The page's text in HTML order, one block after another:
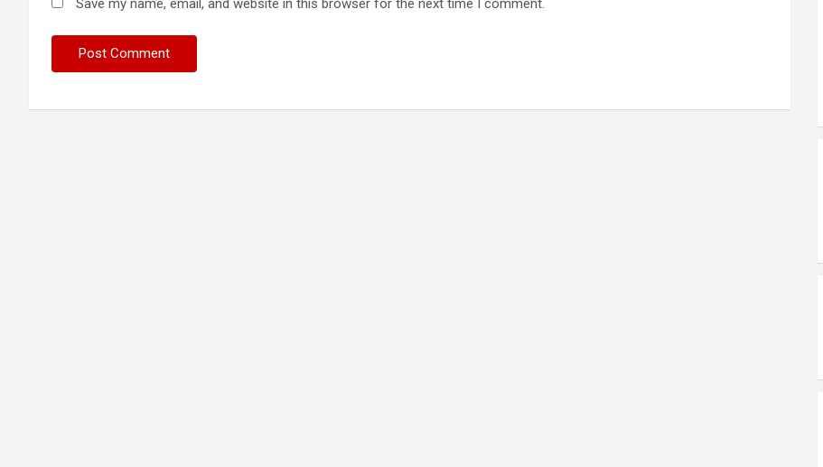
Save my name, email, and website in this browser for the next time I comment.